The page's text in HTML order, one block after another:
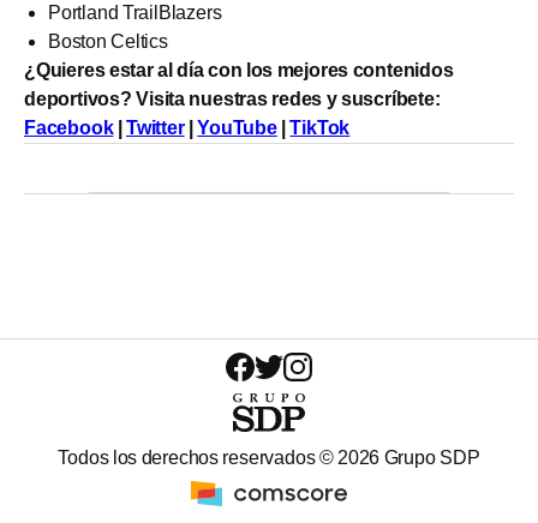
Portland TrailBlazers
Boston Celtics
¿Quieres estar al día con los mejores contenidos
deportivos? Visita nuestras redes y suscríbete:
Facebook|Twitter|YouTube|TikTok
Todos los derechos reservados © 2026 Grupo SDP